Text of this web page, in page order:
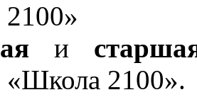
и
«Школа 2100».